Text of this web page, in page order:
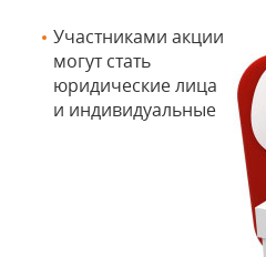
Участниками акции
могут стать
юридические лица
и индивидуальные